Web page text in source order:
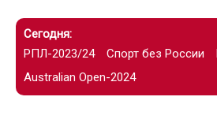
Сегодня:
РПЛ-2023/24
Спорт без России
Australian Open-2024